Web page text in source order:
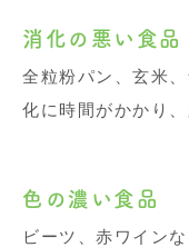
消化の悪い食品
全粒粉パン、玄米
化に時間がかかり
色の濃い食品
ビーツ、赤ワイン